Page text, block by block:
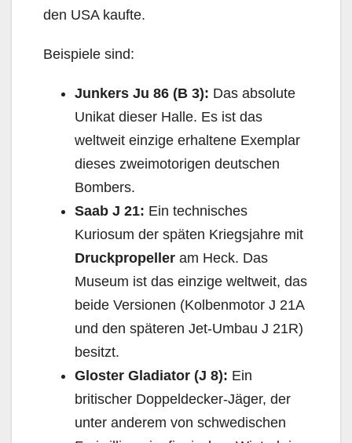
den USA kaufte.
Beispiele sind:
Junkers Ju 86 (B 3): Das absolute
Unikat dieser Halle. Es ist das
weltweit einzige erhaltene Exemplar
dieses zweimotorigen deutschen
Bombers.
Saab J 21: Ein technisches
Kuriosum der späten Kriegsjahre mit
Druckpropeller am Heck. Das
Museum ist das einzige weltweit, das
beide Versionen (Kolbenmotor J 21A
und den späteren Jet-Umbau J 21R)
besitzt.
Gloster Gladiator (J 8): Ein
britischer Doppeldecker-Jäger, der
unter anderem von schwedischen